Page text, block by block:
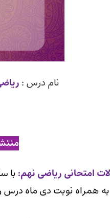
نام درس :
امتحانی ریاضی نهم: با
همراه نوبت دی ماه درس